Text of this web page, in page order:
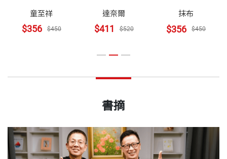
童至祥
$356 $450
達奈爾
$411 $520
抹布
$356 $450
書摘